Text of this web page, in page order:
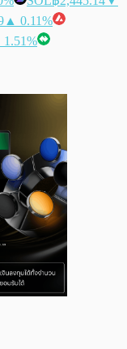
▲ 0.11%